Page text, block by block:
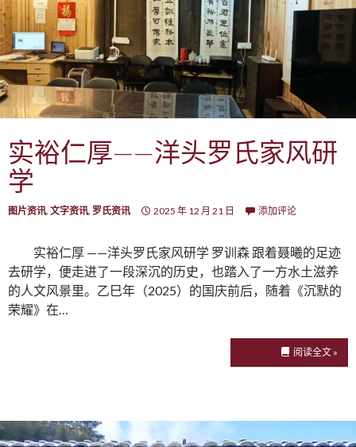
实裕仁厚——洋头罗氏家风研
学
图片资讯, 文字资讯, 罗氏资讯 2025 年 12 月 21 日 添加评论
实裕仁厚 ——洋头罗氏家风研学 罗训森 跟着聂曦的足迹
去研学，便走进了一段深沉的历史，也踏入了一方水土滋养
的人文风景里。乙巳年（2025）的国庆前后，随着《沉默的
荣耀》在…
阅读全文 »